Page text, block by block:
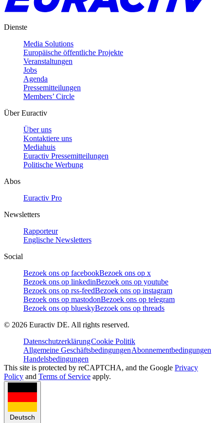
Dienste
Media Solutions
Europäische öffentliche Projekte
Veranstaltungen
Jobs
Agenda
Pressemitteilungen
Members’ Circle
Über Euractiv
Über uns
Kontaktiere uns
Mediahuis
Euractiv Pressemitteilungen
Politische Werbung
Abos
Euractiv Pro
Newsletters
Rapporteur
Englische Newsletters
Social
Bezoek ons op facebookBezoek ons op x
Bezoek ons op linkedinBezoek ons op youtube
Bezoek ons op rss-feedBezoek ons op instagram
Bezoek ons op mastodonBezoek ons op telegram
Bezoek ons op blueskyBezoek ons op threads
© 2026 Euractiv DE. All rights reserved.
DatenschutzerklärungCookie Politik
Allgemeine GeschäftsbedingungenAbonnementbedingungen
Handelsbedingungen
This site is protected by reCAPTCHA, and the Google Privacy
Policy and Terms of Service apply.
Deutsch